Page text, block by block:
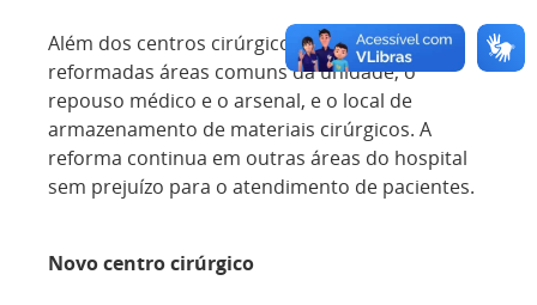
Além dos centros cirúrgicos, ainda foram
reformadas áreas comuns da unidade, o
repouso médico e o arsenal, e o local de
armazenamento de materiais cirúrgicos. A
reforma continua em outras áreas do hospital
sem prejuízo para o atendimento de pacientes.
Novo centro cirúrgico